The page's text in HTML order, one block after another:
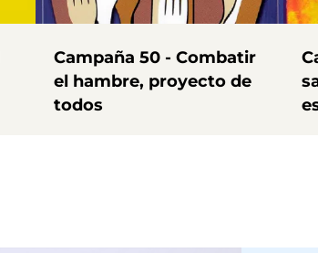
Campaña 50 - Combatir
el hambre, proyecto de
todos